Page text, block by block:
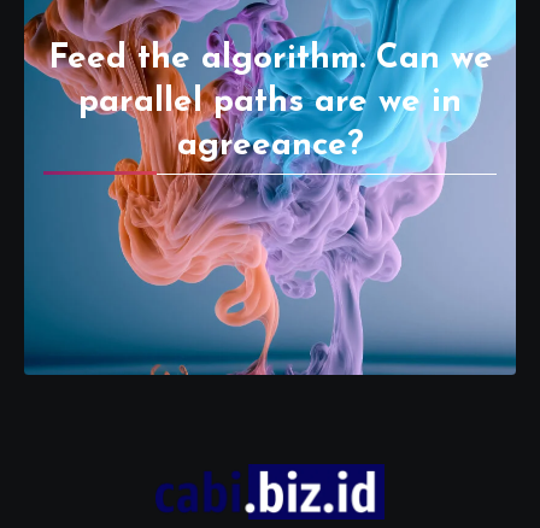
Feed the algorithm. Can we
parallel paths are we in
agreeance?